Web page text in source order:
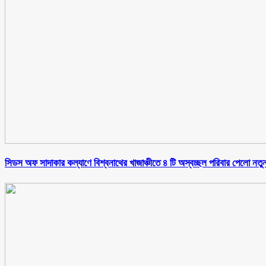
সিডস অফ সাদাকার কল্যাণে বিশ্বনাথের খাজাঞ্চীতে ৪ টি অস্বচ্ছল পরিবার পেলো